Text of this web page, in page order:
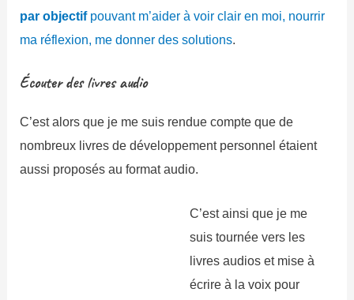
par objectif pouvant m’aider à voir clair en moi, nourrir
ma réflexion, me donner des solutions.
Écouter des livres audio
C’est alors que je me suis rendue compte que de
nombreux livres de développement personnel étaient
aussi proposés au format audio.
C’est ainsi que je me
suis tournée vers les
livres audios et mise à
écrire à la voix pour